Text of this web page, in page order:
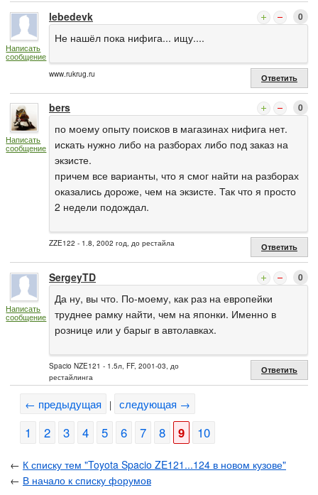
Написать
сообщение
lebedevk 0
Не нашёл пока нифига... ищу....
www.rukrug.ru Ответить
Написать
сообщение
bers 0
по моему опыту поисков в магазинах нифига нет.
искать нужно либо на разборах либо под заказ на
экзисте.
причем все варианты, что я смог найти на разборах
оказались дороже, чем на экзисте. Так что я просто
2 недели подождал.
ZZE122 - 1.8, 2002 год, до рестайла Ответить
Написать
сообщение
SergeyTD 0
Да ну, вы что. По-моему, как раз на европейки
труднее рамку найти, чем на японки. Именно в
рознице или у барыг в автолавках.
Spacio NZE121 - 1.5л, FF, 2001-03, до
рестайлинга
Ответить
← предыдущая | следующая →
1 2 3 4 5 6 7 8 9 10
← К списку тем "Toyota Spacio ZE121...124 в новом кузове"
← В начало к списку форумов